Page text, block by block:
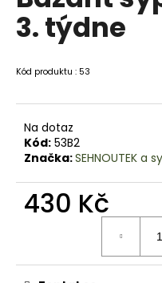
0,0
z
3. týdne
Kód produktu : 53
Na dotaz
Kód: 53B2
Značka:SEHNOUTEK a
430 Kč
a
j
í
t
?